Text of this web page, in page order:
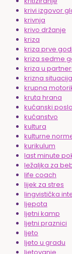
krivi izgovor
krivnja
krivo držanje
kriza
kriza prve
kriza sedme
kriza u
krizna situacija
krupna
kruta hrana
kućanski
kućanstvo
kultura
kulturne
kurikulum
last minute
ležaljka za
life coach
lijek za stres
lingvistička
ljepota
ljetni kamp
ljetni praznici
ljeto
ljeto u gradu